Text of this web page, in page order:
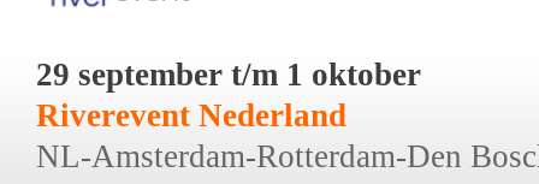
29 september t/m 1 oktober
Riverevent Nederland
NL-Amsterdam-Rotterdam-Den